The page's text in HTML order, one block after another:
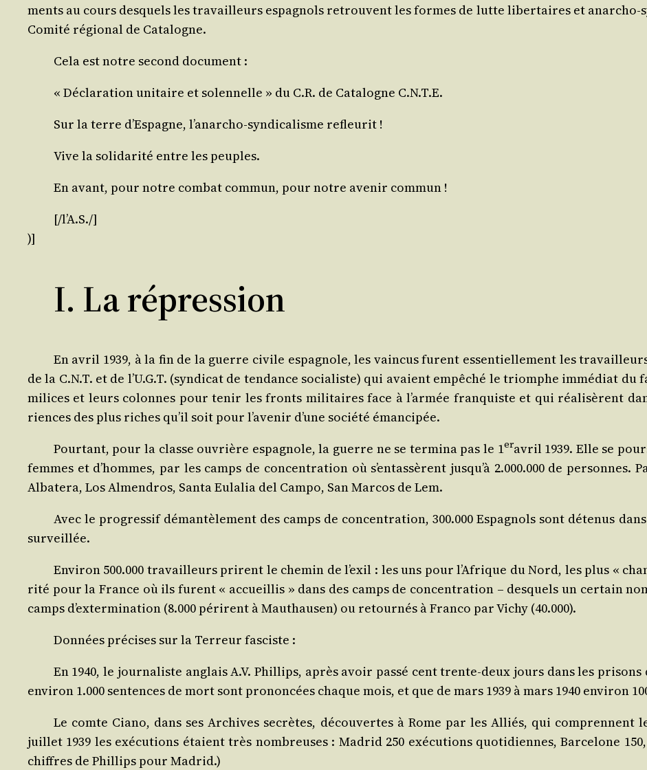
ments au cours des­quels les tra­vailleurs espa­gnols retrouvent les formes de lutte liber­taires et
Comi­té régio­nal de Catalogne.
Cela est notre second document :
« Décla­ra­tion uni­taire et solen­nelle » du C.R. de Cata­logne C.N.T.E.
Sur la terre d’Espagne, l’anarcho-syndicalisme refleurit !
Vive la soli­da­ri­té entre les peuples.
En avant, pour notre com­bat com­mun, pour notre ave­nir commun !
[/l’A.S./]
)]
I. La répression
En avril 1939, à la fin de la guerre civile espa­gnole, les vain­cus furent essen­tiel­le­ment les
de la C.N.T. et de l’U.G.T. (syn­di­cat de ten­dance socia­liste) qui avaient empê­ché le triomphe immé­diat
milices et leurs colonnes pour tenir les fronts mili­taires face à l’armée fran­quiste et qui réa­li­sèrent
riences des plus riches qu’il soit pour l’avenir d’une socié­té émancipée.
Pour­tant, pour la classe ouvrière espa­gnole, la guerre ne se ter­mi­na pas le 1eravril 1939. Elle se
femmes et d’hommes, par les camps de concen­tra­tion où s’entassèrent jusqu’à 2.000.000 de per­sonnes.
Alba­te­ra, Los Almen­dros, San­ta Eula­lia del Cam­po, San Mar­cos de Lem.
Avec le pro­gres­sif déman­tè­le­ment des camps de concen­tra­tion, 300.000 Espa­gnols sont déte­nus
surveillée.
Envi­ron 500.000 tra­vailleurs prirent le che­min de l’exil : les uns pour l’Afrique du Nord, les plus «
ri­té pour la France où ils furent « accueillis » dans des camps de concen­tra­tion – des­quels un cer­tain
camps d’extermination (8.000 périrent à Mau­thau­sen) ou retour­nés à Fran­co par Vichy (40.000).
Don­nées pré­cises sur la Ter­reur fasciste :
En 1940, le jour­na­liste anglais A.V. Phil­lips, après avoir pas­sé cent trente-deux jours dans les
envi­ron 1.000 sen­tences de mort sont pro­non­cées chaque mois, et que de mars 1939 à mars 1940 envi­ron
Le comte Cia­no, dans ses Archives secrètes, décou­vertes à Rome par les Alliés, qui com­prennent les
juillet 1939 les exé­cu­tions étaient très nom­breuses : Madrid 250 exé­cu­tions quo­ti­diennes, Bar­ce­lone
chiffres de Phil­lips pour Madrid.)